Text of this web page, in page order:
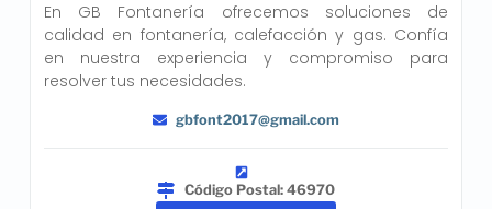
En GB Fontanería ofrecemos soluciones de
calidad en fontanería, calefacción y gas. Confía
en nuestra experiencia y compromiso para
resolver tus necesidades.
gbfont2017@gmail.com
Código Postal: 46970